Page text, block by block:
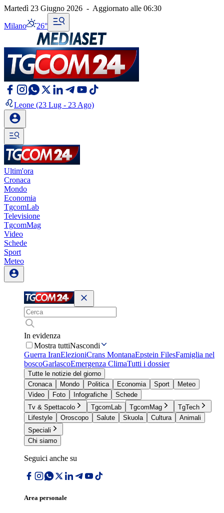
Martedì 23 Giugno 2026 - Aggiornato alle 06:30
Milano 26°
Leone (23 Lug - 23 Ago)
Ultim'ora
Cronaca
Mondo
Economia
TgcomLab
Televisione
TgcomMag
Video
Schede
Sport
Meteo
In evidenza
Mostra tuttiNascondi
Guerra IranElezioniCrans MontanaEpstein FilesFamiglia nel
boscoGarlascoEmergenza ClimaTutti i dossier
Tutte le notizie del giorno
Cronaca
Mondo Politica Economia Sport
Meteo
Video
Foto Infografiche
Schede
Tv & Spettacolo
TgcomLab TgcomMag
TgTech
Lifestyle
Oroscopo Salute Skuola Cultura
Animali
Speciali
Chi siamo
Seguici anche su
Area personale